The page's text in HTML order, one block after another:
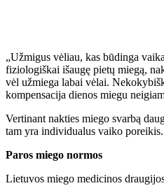
„Užmigus vėliau, kas būdinga
fiziologiškai išaugę pietų miegą,
vėl užmiega labai vėlai.
kompensacija dienos miegu
Vertinant nakties miego svarbą
tam yra individualus vaiko poreikis.
Paros miego normos
Lietuvos miego medicinos